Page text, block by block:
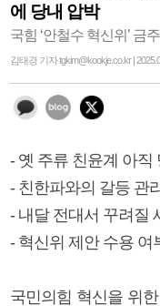
에 당내 압박
국힘 ‘안철수 혁신위’ 금
김태경 기자 tgkim@kookje.co.kr |
- 옛 주류 친윤계 아직
- 친한파와의 갈등 관
- 내달 전대서 꾸려질
- 혁신위 제안 수용 여
국민의힘 혁신을 위